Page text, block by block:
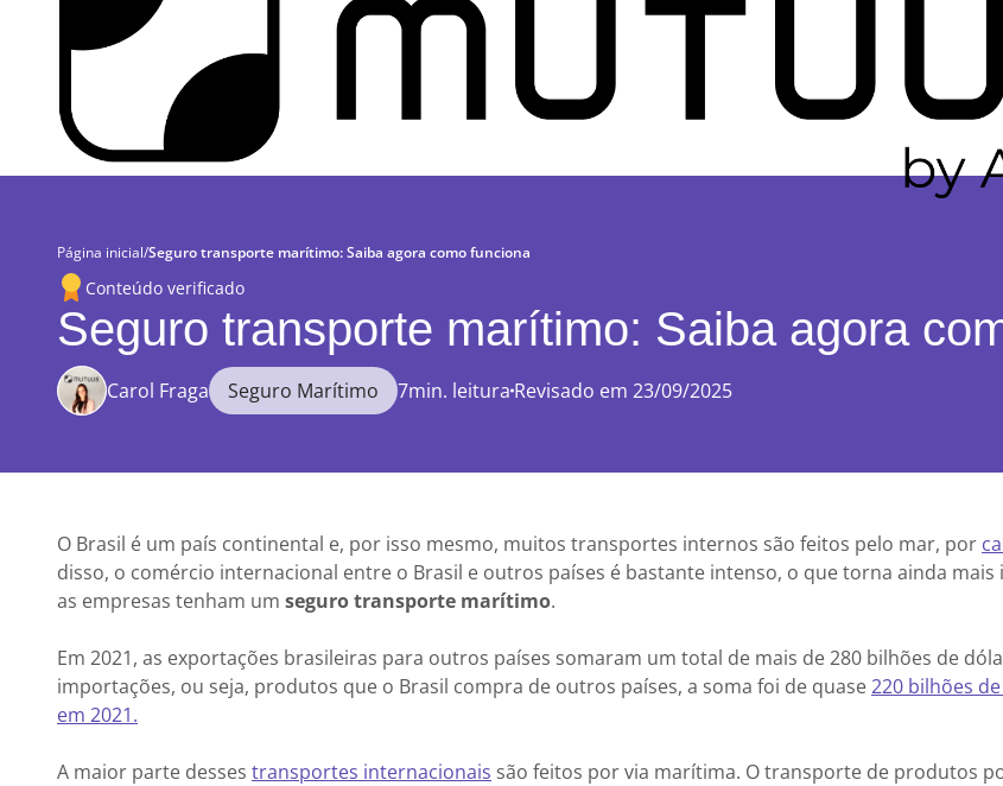
Página inicial/Seguro transporte marítimo: Saiba agora como funciona
Conteúdo verificado
Seguro transporte marítimo: Saiba agora
Carol Fraga Seguro Marítimo 7min. leitura Revisado em 23/09/2025
O Brasil é um país continental e, por isso mesmo, muitos transportes internos são feitos pelo mar, por
disso, o comércio internacional entre o Brasil e outros países é bastante intenso, o que torna ainda
as empresas tenham um seguro transporte marítimo.
Em 2021, as exportações brasileiras para outros países somaram um total de mais de 280 bilhões de
importações, ou seja, produtos que o Brasil compra de outros países, a soma foi de quase220 bilhões
em 2021.
A maior parte desses transportes internacionais são feitos por via marítima. O transporte de produtos